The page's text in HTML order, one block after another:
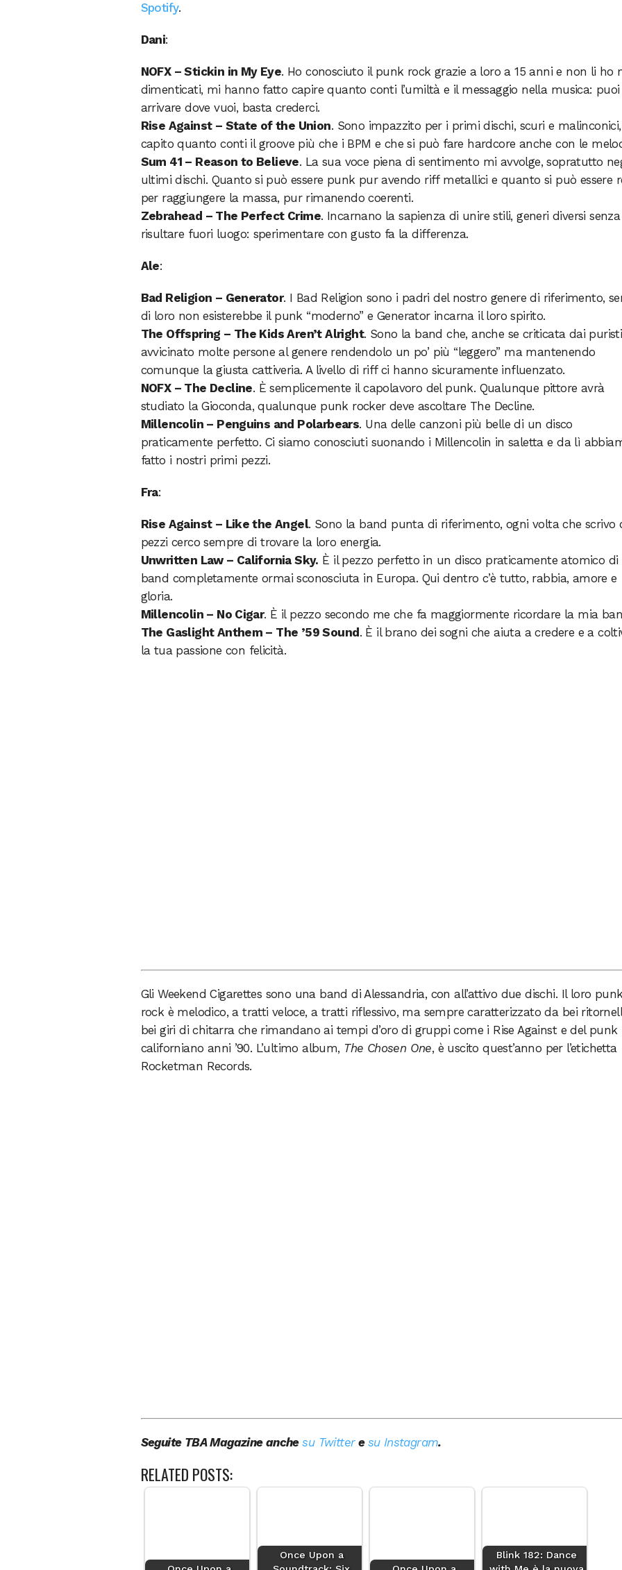
Spotify.
Dani:
NOFX – Stickin in My Eye. Ho conosciuto il punk rock grazie a loro a 15 anni e non li ho
dimenticati, mi hanno fatto capire quanto conti l’umiltà e il messaggio nella musica: puoi
arrivare dove vuoi, basta crederci.
Rise Against – State of the Union. Sono impazzito per i primi dischi, scuri e
capito quanto conti il groove più che i BPM e che si può fare hardcore anche con le
Sum 41 – Reason to Believe. La sua voce piena di sentimento mi avvolge, sopratutto
ultimi dischi. Quanto si può essere punk pur avendo riff metallici e quanto si può essere
per raggiungere la massa, pur rimanendo coerenti.
Zebrahead – The Perfect Crime. Incarnano la sapienza di unire stili, generi diversi senza
risultare fuori luogo: sperimentare con gusto fa la differenza.
Ale:
Bad Religion – Generator. I Bad Religion sono i padri del nostro genere di riferimento,
di loro non esisterebbe il punk “moderno” e Generator incarna il loro spirito.
The Offspring – The Kids Aren’t Alright. Sono la band che, anche se criticata dai
avvicinato molte persone al genere rendendolo un po’ più “leggero” ma mantenendo
comunque la giusta cattiveria. A livello di riff ci hanno sicuramente influenzato.
NOFX – The Decline. È semplicemente il capolavoro del punk. Qualunque pittore avrà
studiato la Gioconda, qualunque punk rocker deve ascoltare The Decline.
Millencolin – Penguins and Polarbears. Una delle canzoni più belle di un disco
praticamente perfetto. Ci siamo conosciuti suonando i Millencolin in saletta e da lì
fatto i nostri primi pezzi.
Fra:
Rise Against – Like the Angel. Sono la band punta di riferimento, ogni volta che scrivo
pezzi cerco sempre di trovare la loro energia.
Unwritten Law – California Sky. È il pezzo perfetto in un disco praticamente atomico di
band completamente ormai sconosciuta in Europa. Qui dentro c’è tutto, rabbia, amore e
gloria.
Millencolin – No Cigar. È il pezzo secondo me che fa maggiormente ricordare la mia
The Gaslight Anthem – The ’59 Sound . È il brano dei sogni che aiuta a credere e a
la tua passione con felicità.
Gli Weekend Cigarettes sono una band di Alessandria, con all’attivo due dischi. Il loro
rock è melodico, a tratti veloce, a tratti riflessivo, ma sempre caratterizzato da bei
bei giri di chitarra che rimandano ai tempi d’oro di gruppi come i Rise Against e del punk
californiano anni ’90. L’ultimo album, The Chosen One, è uscito quest’anno per l’etichetta
Rocketman Records.
Seguite TBA Magazine anchesu Twittere su Instagram.
RELATED POSTS:
Once Upon a
Blink 182: Dance